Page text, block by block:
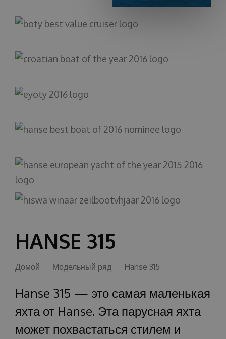
HANSE 315
Домой Модельный ряд Hanse 315
Hanse 315 — это самая маленькая
яхта от Hanse. Эта парусная яхта
может похвастаться стилем и